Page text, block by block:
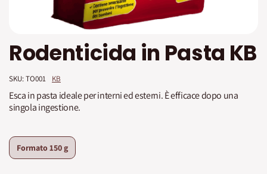
all'inizio
della
di
immagini
Rodenticida in Pasta KB
SKU: TO001 KB
Esca in pasta ideale per interni ed esterni. È efficace dopo una
singola ingestione.
Formato150 g